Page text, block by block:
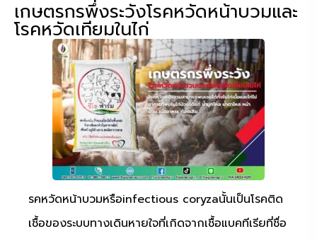
เกษตรกรพึ่งระวังโรคหวัดหน้าบวมและ
โรคหวัดเทียมในไก่
รคหวัดหน้าบวมหรือinfectious coryzaนั้นเป็นโรคติด
เชื้อของระบบทางเดินหายใจที่เกิดจากเชื้อแบคทีเรียที่ชื่อ